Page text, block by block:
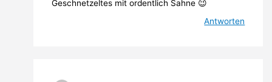
Geschnetzeltes mit ordentlich Sahne 😉
Antworten